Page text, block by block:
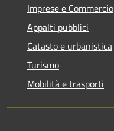
Imprese e Commercio
Appalti pubblici
Catasto e urbanistica
Turismo
Mobilità e trasporti